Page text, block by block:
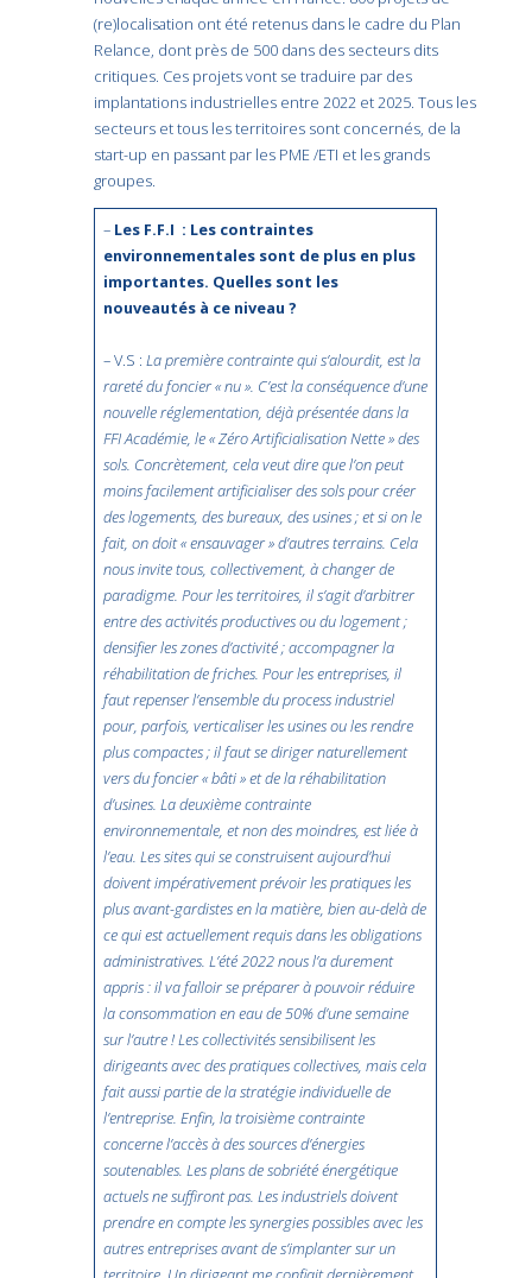
(re)localisation ont été retenus dans le cadre du Plan
Relance, dont près de 500 dans des secteurs dits
critiques. Ces projets vont se traduire par des
implantations industrielles entre 2022 et 2025. Tous les
secteurs et tous les territoires sont concernés, de la
start-up en passant par les PME /ETI et les grands
groupes.
– Les F.F.I : Les contraintes
environnementales sont de plus en plus
importantes. Quelles sont les
nouveautés à ce niveau ?
– V.S : La première contrainte qui s’alourdit, est la
rareté du foncier « nu ». C’est la conséquence d’une
nouvelle réglementation, déjà présentée dans la
FFI Académie, le « Zéro Artificialisation Nette » des
sols. Concrètement, cela veut dire que l’on peut
moins facilement artificialiser des sols pour créer
des logements, des bureaux, des usines ; et si on le
fait, on doit « ensauvager » d’autres terrains. Cela
nous invite tous, collectivement, à changer de
paradigme. Pour les territoires, il s’agit d’arbitrer
entre des activités productives ou du logement ;
densifier les zones d’activité ; accompagner la
réhabilitation de friches. Pour les entreprises, il
faut repenser l’ensemble du process industriel
pour, parfois, verticaliser les usines ou les rendre
plus compactes ; il faut se diriger naturellement
vers du foncier « bâti » et de la réhabilitation
d’usines. La deuxième contrainte
environnementale, et non des moindres, est liée à
l’eau. Les sites qui se construisent aujourd’hui
doivent impérativement prévoir les pratiques les
plus avant-gardistes en la matière, bien au-delà de
ce qui est actuellement requis dans les obligations
administratives. L’été 2022 nous l’a durement
appris : il va falloir se préparer à pouvoir réduire
la consommation en eau de 50% d’une semaine
sur l’autre ! Les collectivités sensibilisent les
dirigeants avec des pratiques collectives, mais cela
fait aussi partie de la stratégie individuelle de
l’entreprise. Enfin, la troisième contrainte
concerne l’accès à des sources d’énergies
soutenables. Les plans de sobriété énergétique
actuels ne suffiront pas. Les industriels doivent
prendre en compte les synergies possibles avec les
autres entreprises avant de s’implanter sur un